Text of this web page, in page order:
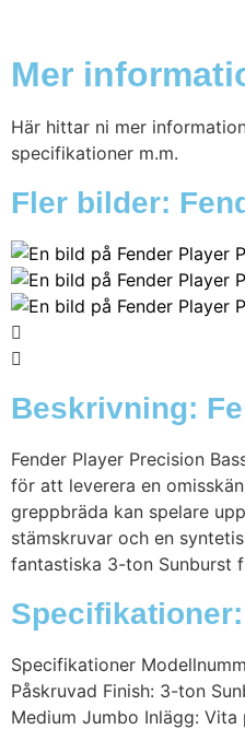
Mer
Här hittar ni mer
specifikationer m.m.
Fler bilder:
Beskrivning:
Fender Player Precision
för att leverera en
greppbräda kan spelare
stämskruvar och en
fantastiska 3-ton Sunburst
Specifikationer
Påskruvad Finish: 3-ton
Medium Jumbo Inlägg: